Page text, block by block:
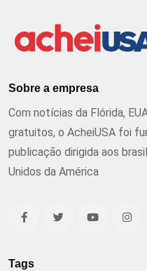
Sobre a empresa
Com notícias da Flórida,
gratuitos, o AcheiUSA foi
publicação dirigida aos
Unidos da América
Tags